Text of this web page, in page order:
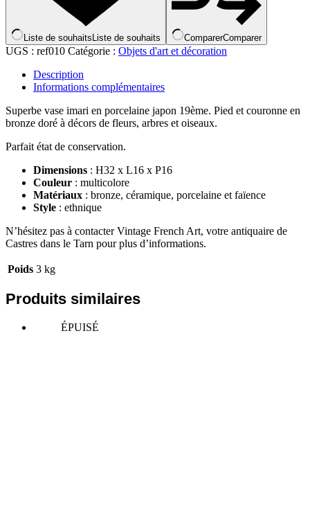
Liste de souhaits Liste de souhaits ComparerComparer
UGS : ref010 Catégorie : Objets d'art et décoration
Description
Informations complémentaires
Superbe vase imari en porcelaine japon 19ème. Pied et couronne en
bronze doré à décors de fleurs, arbres et oiseaux.
Parfait état de conservation.
Dimensions : H32 x L16 x P16
Couleur : multicolore
Matériaux : bronze, céramique, porcelaine et faïence
Style : ethnique
N’hésitez pas à contacter Vintage French Art, votre antiquaire de
Castres dans le Tarn pour plus d’informations.
Poids 3 kg
Produits similaires
ÉPUISÉ